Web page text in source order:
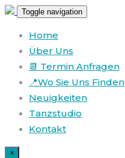
Toggle navigation
Home
Über Uns
📆 Termin Anfragen
📍Wo Sie Uns Finden
Neuigkeiten
Tanzstudio
Kontakt
×